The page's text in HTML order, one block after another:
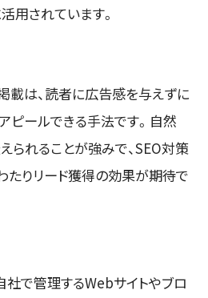
用されています。
載は、読者に広告感を与えずに
ピールできる手法です。自然
られることが強みで、SEO対策
たりリード獲得の効果が期待で
社で管理するWebサイトやブロ